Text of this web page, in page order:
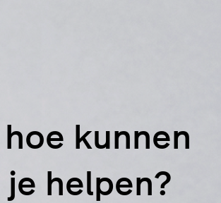
hoe kunnen
je helpen?